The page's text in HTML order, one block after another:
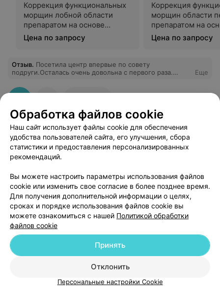
Коррекция функциональных
морщин лобной области
препаратом на основе
ботулотоксина*
Цена по запросу
Коррекция
морщин области
препаратом на
ботулотоксина
Цена по запросу
Отзыв. Посетила центр впервые по совету
подруги.Осталась очень довольна с первого раза.
люди.У кого проблемы с черными точками бегом на
Еще
Добавить специалиста
О проекте Новости проекта
Размещение рекламы
Медицинский маркетинг
Публичный договор
Пользовательское соглашение
Способы оплаты
Обработка файлов cookie
Наш сайт использует файлы cookie для обеспечения
удобства пользователей сайта, его улучшения, сбора
статистики и предоставления персонализированных
рекомендаций.
Вы можете настроить параметры использования файлов
cookie или изменить свое согласие в более позднее время.
Для получения дополнительной информации о целях,
сроках и порядке использования файлов cookie вы
можете ознакомиться с нашей Политикой обработки
файлов cookie
Отклонить
Принять
Персональные настройки Cookie